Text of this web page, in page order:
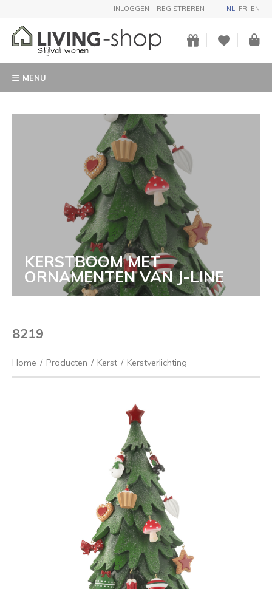
INLOGGEN REGISTREREN NL FR EN
MENU
KERSTBOOM MET
ORNAMENTEN VAN J-LINE
8219
Home / Producten / Kerst / Kerstverlichting